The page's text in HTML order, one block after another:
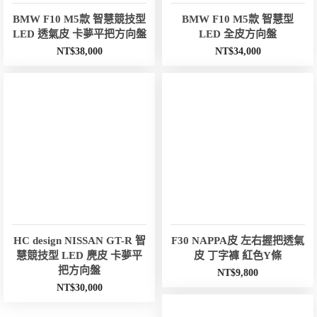
BMW F10 M5款 智慧競技型
LED 透氣皮 卡夢平把方向盤
NT$38,000
BMW F10 M5款 智慧型
LED 全皮方向盤
NT$34,000
HC design NISSAN GT-R 智
慧競技型 LED 麂皮 卡夢平
把方向盤
NT$30,000
F30 NAPPA皮 左右握把透氣
皮 丁字褲 紅色Y條
NT$9,800